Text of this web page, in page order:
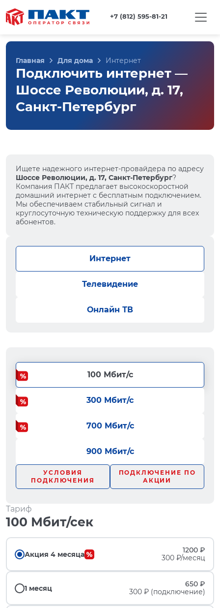
+7 (812) 595-81-21
Главная Для дома Интернет
Подключить интернет —
Шоссе Революции, д. 17,
Санкт-Петербург
Ищете надежного интернет-провайдера по адресу
Шоссе Революции, д. 17, Санкт-Петербург?
Компания ПАКТ предлагает высокоскоростной
домашний интернет с бесплатным подключением.
Мы обеспечиваем стабильный сигнал и
круглосуточную техническую поддержку для всех
абонентов.
Интернет
Телевидение
Онлайн ТВ
100 Мбит/с
300 Мбит/с
700 Мбит/с
900 Мбит/с
УСЛОВИЯ
ПОДКЛЮЧЕНИЯ
ПОДКЛЮЧЕНИЕ ПО
АКЦИИ
Тариф
100 Мбит/сек
Акция 4 месяца
1200 ₽
300 ₽/месяц
1 месяц
650 ₽
300 ₽ (подключение)